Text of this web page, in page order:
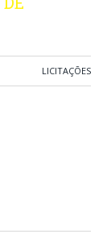
LICITAÇÕES